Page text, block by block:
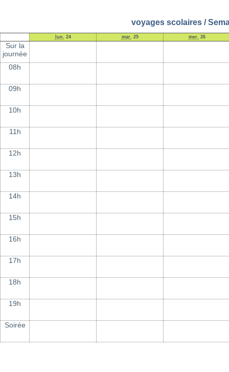
voyages scolaires /
lun. 24 mar. 25 mer. 26
Sur la
journée
08h
09h
10h
11h
12h
13h
14h
15h
16h
17h
18h
19h
Soirée